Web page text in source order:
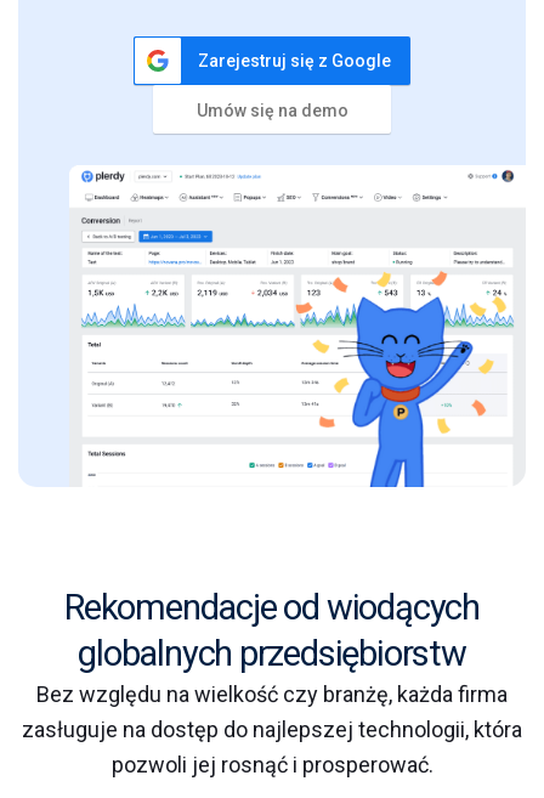
Zarejestruj się z Google
Umów się na demo
Rekomendacje od wiodących
globalnych przedsiębiorstw
Bez względu na wielkość czy branżę, każda firma
zasługuje na dostęp do najlepszej technologii, która
pozwoli jej rosnąć i prosperować.